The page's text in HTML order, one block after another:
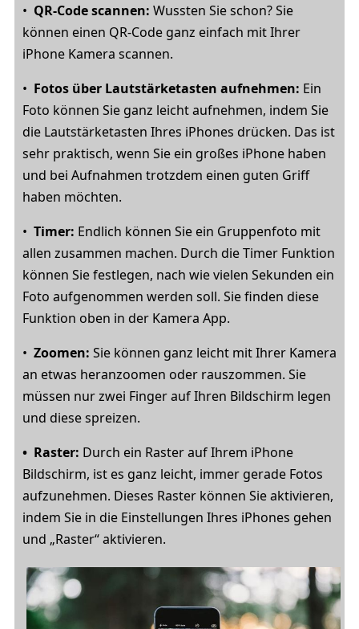
• QR-Code scannen: Wussten Sie schon? Sie
können einen QR-Code ganz einfach mit Ihrer
iPhone Kamera scannen.
• Fotos über Lautstärketasten aufnehmen: Ein
Foto können Sie ganz leicht aufnehmen, indem Sie
die Lautstärketasten Ihres iPhones drücken. Das ist
sehr praktisch, wenn Sie ein großes iPhone haben
und bei Aufnahmen trotzdem einen guten Griff
haben möchten.
• Timer: Endlich können Sie ein Gruppenfoto mit
allen zusammen machen. Durch die Timer Funktion
können Sie festlegen, nach wie vielen Sekunden ein
Foto aufgenommen werden soll. Sie finden diese
Funktion oben in der Kamera App.
• Zoomen: Sie können ganz leicht mit Ihrer Kamera
an etwas heranzoomen oder rauszommen. Sie
müssen nur zwei Finger auf Ihren Bildschirm legen
und diese spreizen.
• Raster: Durch ein Raster auf Ihrem iPhone
Bildschirm, ist es ganz leicht, immer gerade Fotos
aufzunehmen. Dieses Raster können Sie aktivieren,
indem Sie in die Einstellungen Ihres iPhones gehen
und „Raster“ aktivieren.